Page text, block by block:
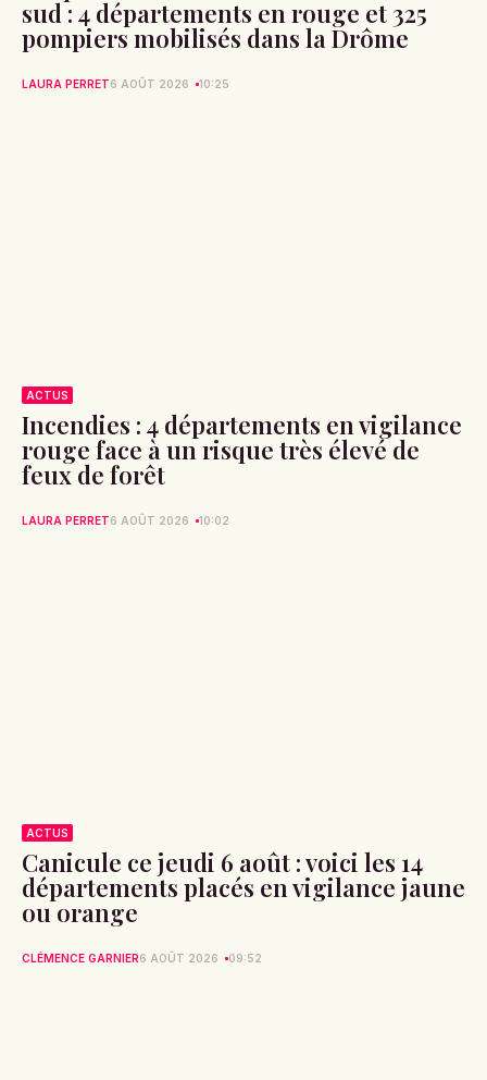
sud : 4 départements en rouge et 325
pompiers mobilisés dans la Drôme
LAURA PERRET6 AOÛT 2026 10:25
ACTUS
Incendies : 4 départements en vigilance
rouge face à un risque très élevé de
feux de forêt
LAURA PERRET6 AOÛT 2026 10:02
ACTUS
Canicule ce jeudi 6 août : voici les 14
départements placés en vigilance jaune
ou orange
CLÉMENCE GARNIER6 AOÛT 2026 09:52